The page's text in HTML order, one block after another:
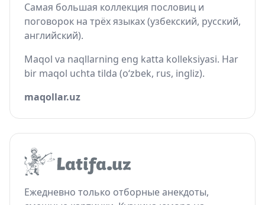
Самая большая коллекция пословиц и
поговорок на трёх языках (узбекский, русский,
английский).
Maqol va naqllarning eng katta kolleksiyasi. Har
bir maqol uchta tilda (o‘zbek, rus, ingliz).
maqollar.uz
Ежедневно только отборные анекдоты,